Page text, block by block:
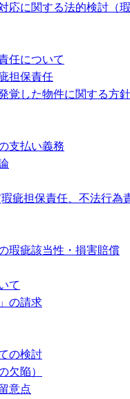
に関する法的検討（
任について
担保責任
覚した物件に関する方
支払い義務
疵担保責任、不法行為
瑕疵該当性・損害賠償
て
の請求
の検討
欠陥）
意点